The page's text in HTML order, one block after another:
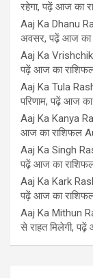
रहेगा, पढ़ें आज का
Aaj Ka Dhanu
अवसर, पढ़ें आज का
Aaj Ka Vrishchik
पढ़ें आज का
Aaj Ka Tula
परिणाम, पढ़ें आज
Aaj Ka Kanya
आज का राशिफल
Aaj Ka Singh
पढ़ें आज का
Aaj Ka Kark
पढ़ें आज का
Aaj Ka Mithun
से राहत मिलेगी,